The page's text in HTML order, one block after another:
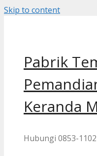
Skip to content
Pabrik
Keranda
Hubungi 0853-